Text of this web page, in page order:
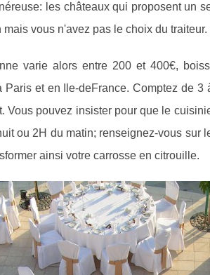
les châteaux qui proposent un
vous n'avez pas le choix du traiteur.
varie alors entre 200 et 400€,
Paris et en Ile-deFrance. Comptez de
Vous pouvez insister pour que le
ou 2H du matin; renseignez-vous sur
ainsi votre carrosse en citrouille.